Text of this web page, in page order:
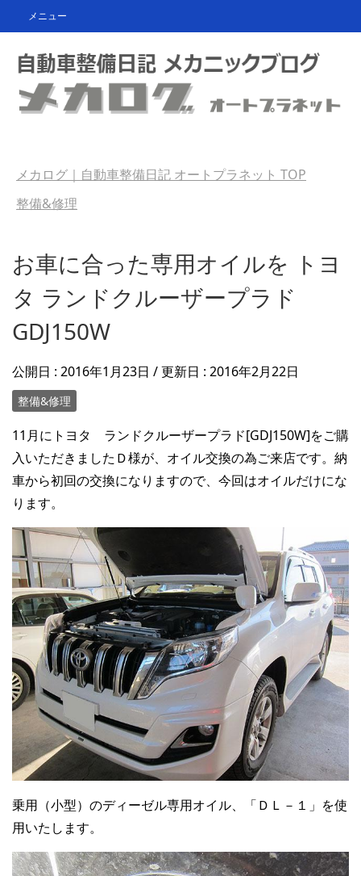
メニュー
メカログ｜自動車整備日記 オートプラネット TOP
整備&修理
お車に合った専用オイルを トヨ
タ ランドクルーザープラド
GDJ150W
公開日 : 2016年1月23日 / 更新日 : 2016年2月22日
整備&修理
11月にトヨタ ランドクルーザープラド[GDJ150W]をご購
入いただきましたＤ様が、オイル交換の為ご来店です。納
車から初回の交換になりますので、今回はオイルだけにな
ります。
乗用（小型）のディーゼル専用オイル、「ＤＬ－１」を使
用いたします。